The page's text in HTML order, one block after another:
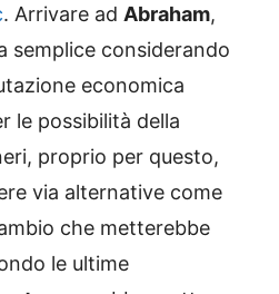
. Arrivare ad Abraham,
semplice considerando
economica
le possibilità della
proprio per questo,
via alternative come
che metterebbe
le ultime